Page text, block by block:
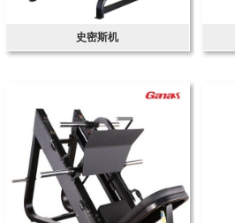
史密斯机